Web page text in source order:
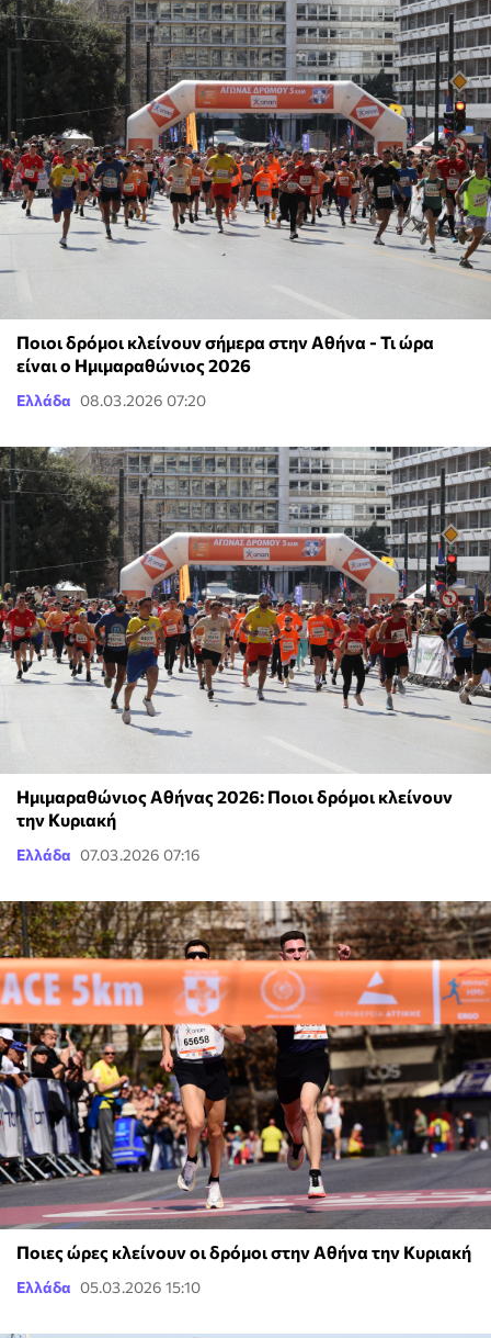
Ποιοι δρόμοι κλείνουν σήμερα στην Αθήνα - Τι ώρα
είναι ο Ημιμαραθώνιος 2026
Ελλάδα 08.03.2026 07:20
Ημιμαραθώνιος Αθήνας 2026: Ποιοι δρόμοι κλείνουν
την Κυριακή
Ελλάδα 07.03.2026 07:16
Ποιες ώρες κλείνουν οι δρόμοι στην Αθήνα την Κυριακή
Ελλάδα 05.03.2026 15:10